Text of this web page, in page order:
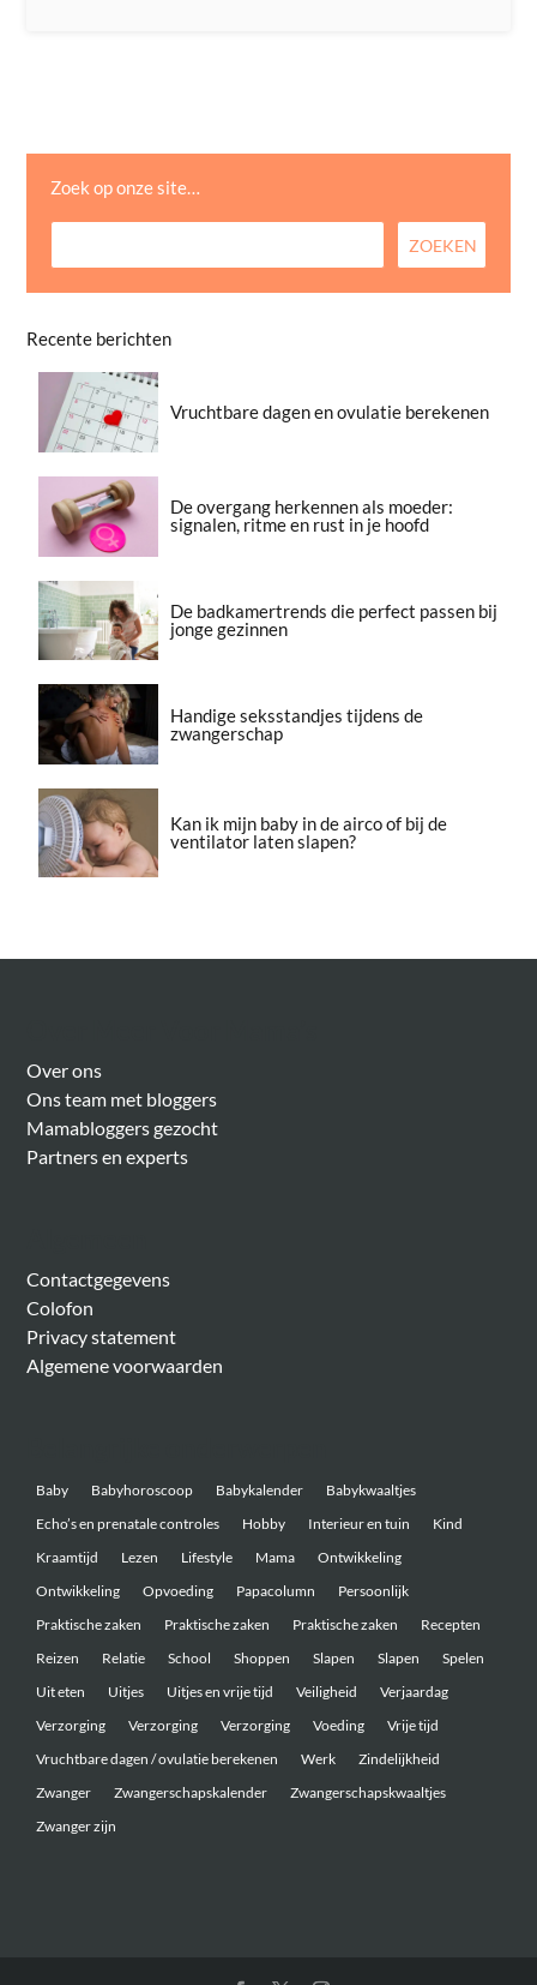
Zoek op onze site…
Recente berichten
Vruchtbare dagen en ovulatie berekenen
De overgang herkennen als moeder:
signalen, ritme en rust in je hoofd
De badkamertrends die perfect passen bij
jonge gezinnen
Handige seksstandjes tijdens de
zwangerschap
Kan ik mijn baby in de airco of bij de
ventilator laten slapen?
Over ons
Ons team met bloggers
Mamabloggers gezocht
Partners en experts
Contactgegevens
Colofon
Privacy statement
Algemene voorwaarden
Baby Babyhoroscoop Babykalender
Babykwaaltjes
Echo’s en prenatale controles
Hobby Interieur en tuin
Kind
Kraamtijd
Lezen Lifestyle Mama
Ontwikkeling
Ontwikkeling
Opvoeding Papacolumn
Persoonlijk
Praktische zaken
Praktische zaken Praktische zaken
Recepten
Reizen
Relatie School Shoppen Slapen Slapen
Spelen
Uit eten
Uitjes Uitjes en vrije tijd Veiligheid
Verjaardag
Verzorging
Verzorging Verzorging Voeding
Vrije tijd
Vruchtbare dagen / ovulatie berekenen
Werk
Zindelijkheid
Zwanger
Zwangerschapskalender
Zwangerschapskwaaltjes
Zwanger zijn